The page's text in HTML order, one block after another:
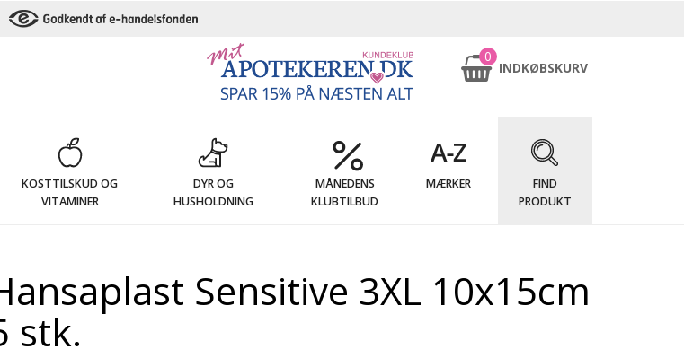
0
INDKØBSKURV
KOSTTILSKUD OG
VITAMINER
DYR OG
HUSHOLDNING
MÅNEDENS
KLUBTILBUD
MÆRKER
FIND
PRODUKT
Sensitive 3XL 10x15cm
stk.